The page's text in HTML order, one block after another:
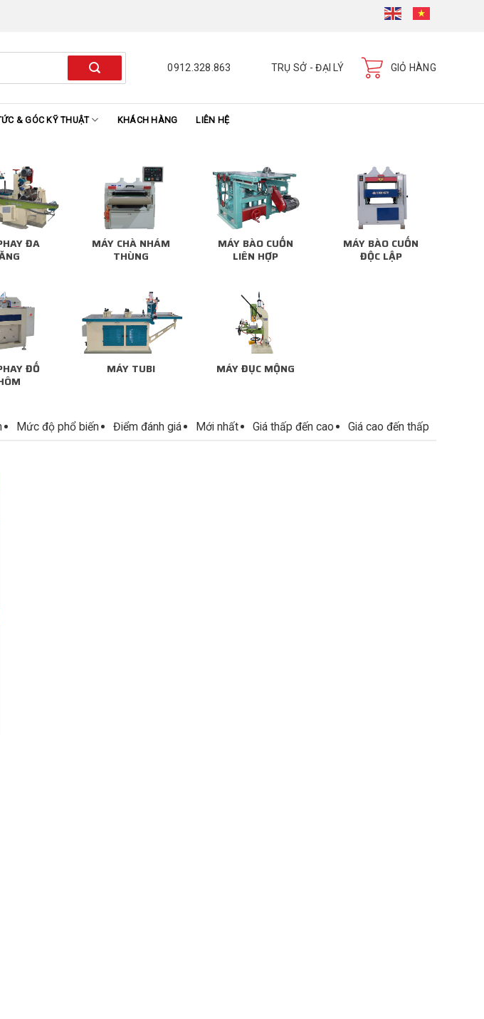
0912.328.863 TRỤ SỞ - ĐẠI LÝ GIỎ HÀNG
& GÓC KỸ THUẬT KHÁCH HÀNG LIÊN HỆ
ĐA
MÁY CHÀ NHÁM
THÙNG
MÁY BÀO CUỐN
LIÊN HỢP
MÁY BÀO CUỐN
ĐỘC LẬP
ĐỐ
MÁY TUBI MÁY ĐỤC MỘNG
Mức độ phổ biến Điểm đánh giá Mới nhất Giá thấp đến cao Giá cao đến thấp